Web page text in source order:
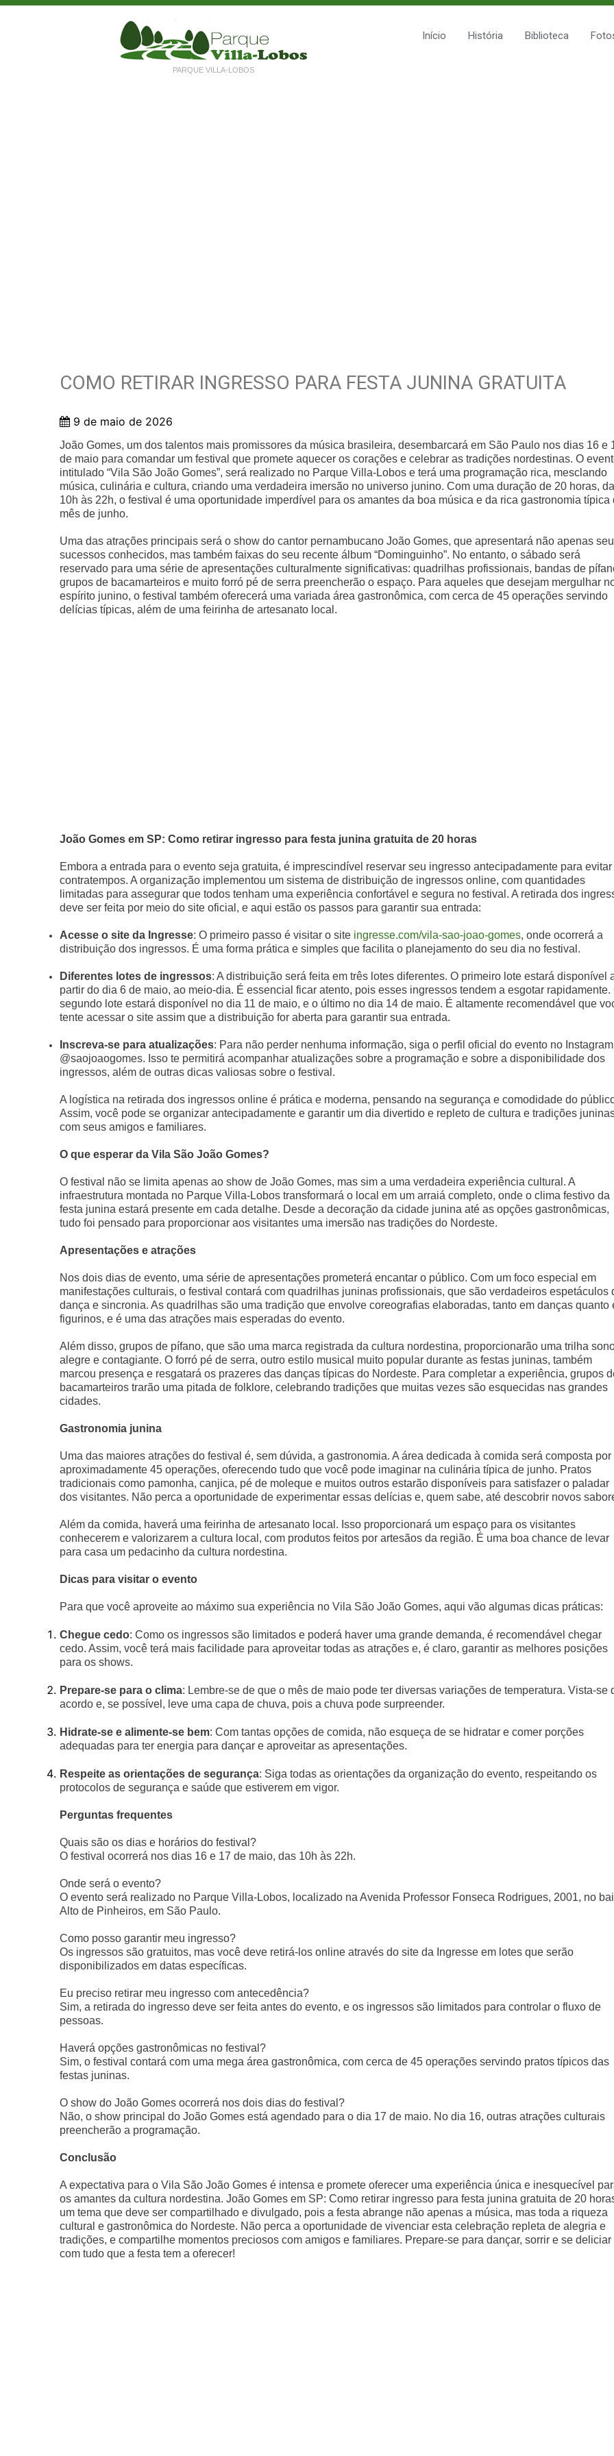
PARQUE VILLA-LOBOS
Início História Biblioteca
COMO RETIRAR INGRESSO PARA FESTA JUNINA GRATUITA
9 de maio de 2026
João Gomes, um dos talentos mais promissores da música brasileira, desembarcará em São Paulo nos dias 16 e
de maio para comandar um festival que promete aquecer os corações e celebrar as tradições nordestinas. O
intitulado “Vila São João Gomes”, será realizado no Parque Villa-Lobos e terá uma programação rica, mesclando
música, culinária e cultura, criando uma verdadeira imersão no universo junino. Com uma duração de 20 horas,
10h às 22h, o festival é uma oportunidade imperdível para os amantes da boa música e da rica gastronomia típica
mês de junho.
Uma das atrações principais será o show do cantor pernambucano João Gomes, que apresentará não apenas
sucessos conhecidos, mas também faixas do seu recente álbum “Dominguinho”. No entanto, o sábado será
reservado para uma série de apresentações culturalmente significativas: quadrilhas profissionais, bandas de
grupos de bacamarteiros e muito forró pé de serra preencherão o espaço. Para aqueles que desejam mergulhar
espírito junino, o festival também oferecerá uma variada área gastronômica, com cerca de 45 operações servindo
delícias típicas, além de uma feirinha de artesanato local.
João Gomes em SP: Como retirar ingresso para festa junina gratuita de 20 horas
Embora a entrada para o evento seja gratuita, é imprescindível reservar seu ingresso antecipadamente para evitar
contratempos. A organização implementou um sistema de distribuição de ingressos online, com quantidades
limitadas para assegurar que todos tenham uma experiência confortável e segura no festival. A retirada dos
deve ser feita por meio do site oficial, e aqui estão os passos para garantir sua entrada:
Acesse o site da Ingresse: O primeiro passo é visitar o site ingresse.com/vila-sao-joao-gomes, onde ocorrerá a
distribuição dos ingressos. É uma forma prática e simples que facilita o planejamento do seu dia no festival.
Diferentes lotes de ingressos: A distribuição será feita em três lotes diferentes. O primeiro lote estará disponível
partir do dia 6 de maio, ao meio-dia. É essencial ficar atento, pois esses ingressos tendem a esgotar rapidamente.
segundo lote estará disponível no dia 11 de maio, e o último no dia 14 de maio. É altamente recomendável que
tente acessar o site assim que a distribuição for aberta para garantir sua entrada.
Inscreva-se para atualizações: Para não perder nenhuma informação, siga o perfil oficial do evento no
@saojoaogomes. Isso te permitirá acompanhar atualizações sobre a programação e sobre a disponibilidade dos
ingressos, além de outras dicas valiosas sobre o festival.
A logística na retirada dos ingressos online é prática e moderna, pensando na segurança e comodidade do
Assim, você pode se organizar antecipadamente e garantir um dia divertido e repleto de cultura e tradições
com seus amigos e familiares.
O que esperar da Vila São João Gomes?
O festival não se limita apenas ao show de João Gomes, mas sim a uma verdadeira experiência cultural. A
infraestrutura montada no Parque Villa-Lobos transformará o local em um arraiá completo, onde o clima festivo da
festa junina estará presente em cada detalhe. Desde a decoração da cidade junina até as opções gastronômicas,
tudo foi pensado para proporcionar aos visitantes uma imersão nas tradições do Nordeste.
Apresentações e atrações
Nos dois dias de evento, uma série de apresentações prometerá encantar o público. Com um foco especial em
manifestações culturais, o festival contará com quadrilhas juninas profissionais, que são verdadeiros espetáculos
dança e sincronia. As quadrilhas são uma tradição que envolve coreografias elaboradas, tanto em danças quanto
figurinos, e é uma das atrações mais esperadas do evento.
Além disso, grupos de pífano, que são uma marca registrada da cultura nordestina, proporcionarão uma trilha
alegre e contagiante. O forró pé de serra, outro estilo musical muito popular durante as festas juninas, também
marcou presença e resgatará os prazeres das danças típicas do Nordeste. Para completar a experiência, grupos
bacamarteiros trarão uma pitada de folklore, celebrando tradições que muitas vezes são esquecidas nas grandes
cidades.
Gastronomia junina
Uma das maiores atrações do festival é, sem dúvida, a gastronomia. A área dedicada à comida será composta por
aproximadamente 45 operações, oferecendo tudo que você pode imaginar na culinária típica de junho. Pratos
tradicionais como pamonha, canjica, pé de moleque e muitos outros estarão disponíveis para satisfazer o paladar
dos visitantes. Não perca a oportunidade de experimentar essas delícias e, quem sabe, até descobrir novos
Além da comida, haverá uma feirinha de artesanato local. Isso proporcionará um espaço para os visitantes
conhecerem e valorizarem a cultura local, com produtos feitos por artesãos da região. É uma boa chance de levar
para casa um pedacinho da cultura nordestina.
Dicas para visitar o evento
Para que você aproveite ao máximo sua experiência no Vila São João Gomes, aqui vão algumas dicas práticas:
Chegue cedo: Como os ingressos são limitados e poderá haver uma grande demanda, é recomendável chegar
cedo. Assim, você terá mais facilidade para aproveitar todas as atrações e, é claro, garantir as melhores posições
para os shows.
Prepare-se para o clima: Lembre-se de que o mês de maio pode ter diversas variações de temperatura. Vista-se
acordo e, se possível, leve uma capa de chuva, pois a chuva pode surpreender.
Hidrate-se e alimente-se bem: Com tantas opções de comida, não esqueça de se hidratar e comer porções
adequadas para ter energia para dançar e aproveitar as apresentações.
Respeite as orientações de segurança: Siga todas as orientações da organização do evento, respeitando os
protocolos de segurança e saúde que estiverem em vigor.
Perguntas frequentes
Quais são os dias e horários do festival?
O festival ocorrerá nos dias 16 e 17 de maio, das 10h às 22h.
Onde será o evento?
O evento será realizado no Parque Villa-Lobos, localizado na Avenida Professor Fonseca Rodrigues, 2001, no
Alto de Pinheiros, em São Paulo.
Como posso garantir meu ingresso?
Os ingressos são gratuitos, mas você deve retirá-los online através do site da Ingresse em lotes que serão
disponibilizados em datas específicas.
Eu preciso retirar meu ingresso com antecedência?
Sim, a retirada do ingresso deve ser feita antes do evento, e os ingressos são limitados para controlar o fluxo de
pessoas.
Haverá opções gastronômicas no festival?
Sim, o festival contará com uma mega área gastronômica, com cerca de 45 operações servindo pratos típicos das
festas juninas.
O show do João Gomes ocorrerá nos dois dias do festival?
Não, o show principal do João Gomes está agendado para o dia 17 de maio. No dia 16, outras atrações culturais
preencherão a programação.
Conclusão
A expectativa para o Vila São João Gomes é intensa e promete oferecer uma experiência única e inesquecível
os amantes da cultura nordestina. João Gomes em SP: Como retirar ingresso para festa junina gratuita de 20
um tema que deve ser compartilhado e divulgado, pois a festa abrange não apenas a música, mas toda a riqueza
cultural e gastronômica do Nordeste. Não perca a oportunidade de vivenciar esta celebração repleta de alegria e
tradições, e compartilhe momentos preciosos com amigos e familiares. Prepare-se para dançar, sorrir e se deliciar
com tudo que a festa tem a oferecer!